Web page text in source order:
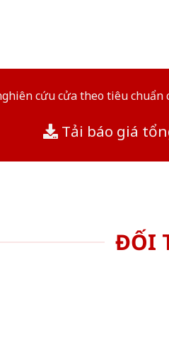
cứu cửa theo tiêu chuẩn
Tải báo giá
ĐỐI